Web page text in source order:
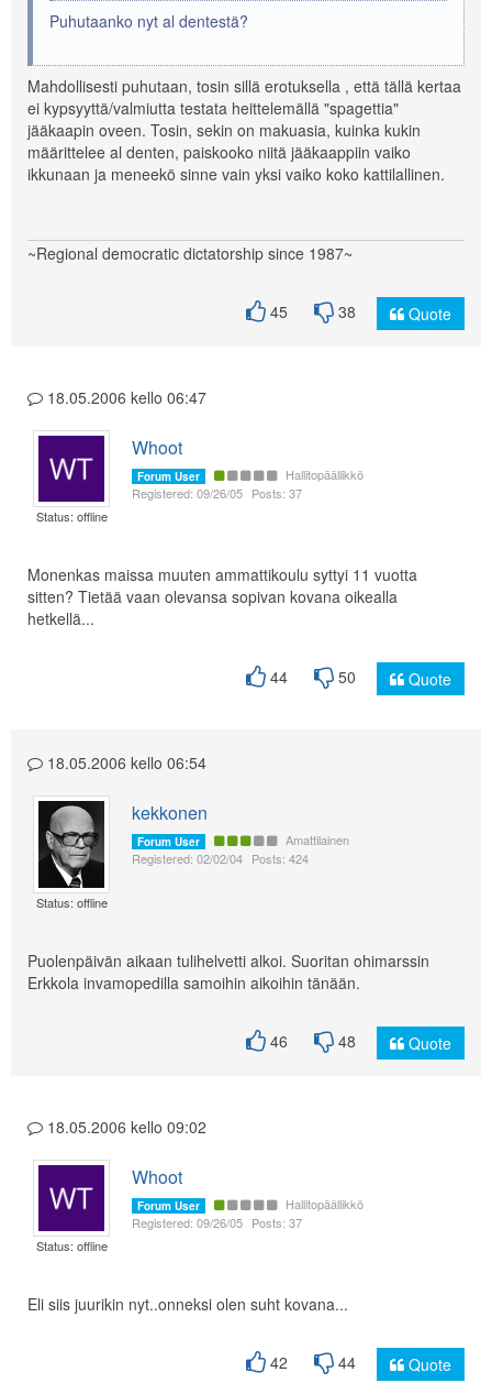
Puhutaanko nyt al dentestä?
Mahdollisesti puhutaan, tosin sillä erotuksella , että tällä kertaa
ei kypsyyttä/valmiutta testata heittelemällä "spagettia"
jääkaapin oveen. Tosin, sekin on makuasia, kuinka kukin
määrittelee al denten, paiskooko niitä jääkaappiin vaiko
ikkunaan ja meneekö sinne vain yksi vaiko koko kattilallinen.
~Regional democratic dictatorship since 1987~
45 38 Quote
18.05.2006 kello 06:47
Status: offline
Whoot
Forum User
Hallitopäällikkö
Registered: 09/26/05 Posts: 37
Monenkas maissa muuten ammattikoulu syttyi 11 vuotta
sitten? Tietää vaan olevansa sopivan kovana oikealla
hetkellä...
44 50 Quote
18.05.2006 kello 06:54
Status: offline
kekkonen
Forum User
Amattilainen
Registered: 02/02/04 Posts: 424
Puolenpäivän aikaan tulihelvetti alkoi. Suoritan ohimarssin
Erkkola invamopedilla samoihin aikoihin tänään.
46 48 Quote
18.05.2006 kello 09:02
Status: offline
Whoot
Forum User
Hallitopäällikkö
Registered: 09/26/05 Posts: 37
Eli siis juurikin nyt..onneksi olen suht kovana...
42 44 Quote